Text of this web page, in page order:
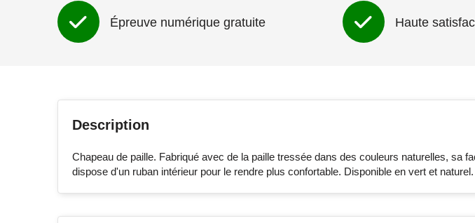
Épreuve numérique gratuite Haute
Description
Chapeau de paille. Fabriqué avec de la paille tressée dans des couleurs naturelles, sa
dispose d'un ruban intérieur pour le rendre plus confortable. Disponible en vert et naturel.